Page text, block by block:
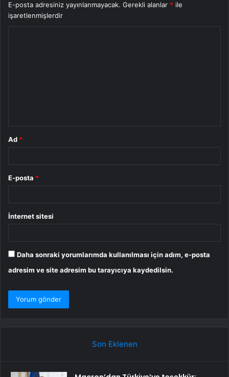
E-posta adresiniz yayınlanmayacak. Gerekli alanlar * ile
işaretlenmişlerdir
Ad *
E-posta *
İnternet sitesi
Daha sonraki yorumlarımda kullanılması için adım, e-posta
adresim ve site adresim bu tarayıcıya kaydedilsin.
Son Eklenen